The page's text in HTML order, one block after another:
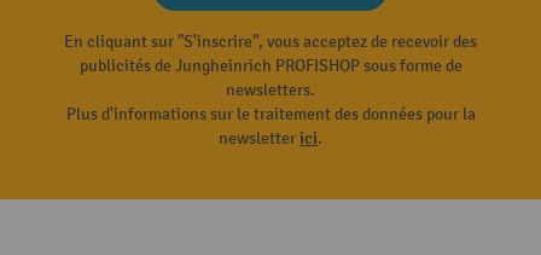
En cliquant sur "S'inscrire", vous acceptez de recevoir des
publicités de Jungheinrich PROFISHOP sous forme de
newsletters.
Plus d'informations sur le traitement des données pour la
newsletterici.